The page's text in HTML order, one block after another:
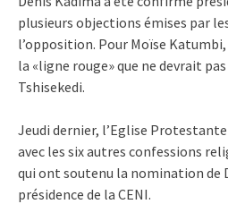
plusieurs objections émises par
l’opposition. Pour Moïse
la «ligne rouge» que ne devrait
Tshisekedi.
Jeudi dernier, l’Eglise
avec les six autres confessions
qui ont soutenu la nomination de
présidence de la CENI.